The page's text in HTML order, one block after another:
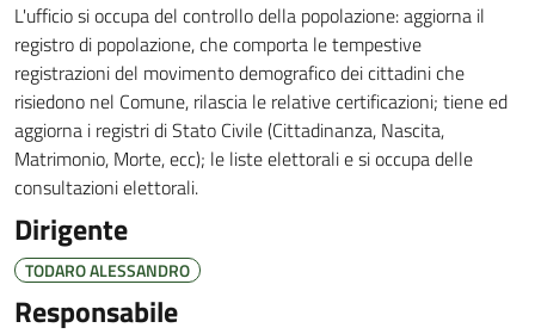
L'ufficio si occupa del controllo della popolazione: aggiorna il
registro di popolazione, che comporta le tempestive
registrazioni del movimento demografico dei cittadini che
risiedono nel Comune, rilascia le relative certificazioni; tiene ed
aggiorna i registri di Stato Civile (Cittadinanza, Nascita,
Matrimonio, Morte, ecc); le liste elettorali e si occupa delle
consultazioni elettorali.
Dirigente
TODARO ALESSANDRO
Responsabile